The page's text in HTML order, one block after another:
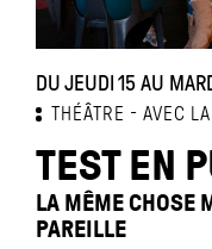
DU JEUDI 15 AU
THÉÂTRE AVEC
TEST EN
LA MÊME CHOSE
PAREILLE